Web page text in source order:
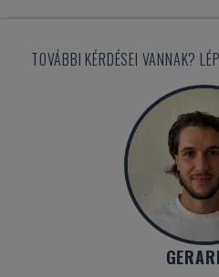
TOVÁBBI KÉRDÉSEI VANNAK?